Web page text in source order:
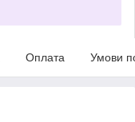
Оплата Умови